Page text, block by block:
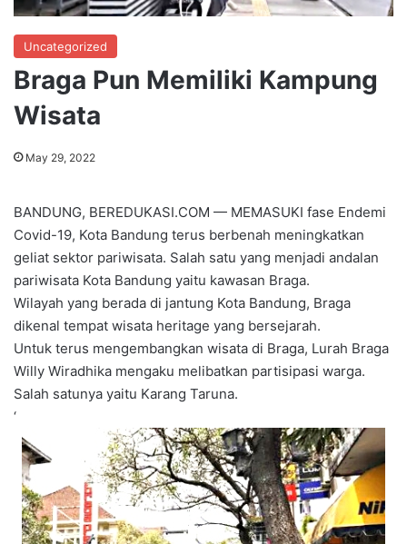
Uncategorized
Braga Pun Memiliki Kampung
Wisata
May 29, 2022
BANDUNG, BEREDUKASI.COM — MEMASUKI fase Endemi
Covid-19, Kota Bandung terus berbenah meningkatkan
geliat sektor pariwisata. Salah satu yang menjadi andalan
pariwisata Kota Bandung yaitu kawasan Braga.
Wilayah yang berada di jantung Kota Bandung, Braga
dikenal tempat wisata heritage yang bersejarah.
Untuk terus mengembangkan wisata di Braga, Lurah Braga
Willy Wiradhika mengaku melibatkan partisipasi warga.
Salah satunya yaitu Karang Taruna.
‘